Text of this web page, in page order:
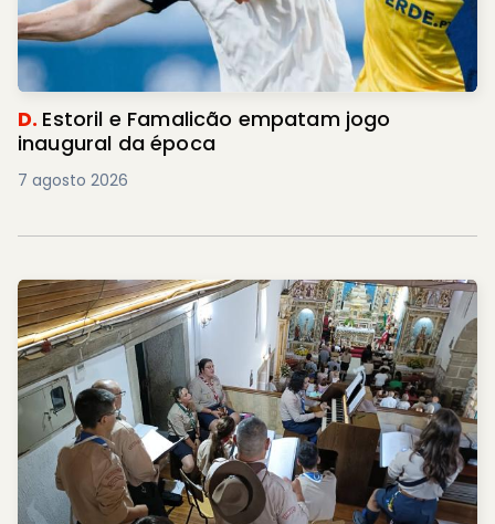
D. Estoril e Famalicão empatam jogo
inaugural da época
7 agosto 2026